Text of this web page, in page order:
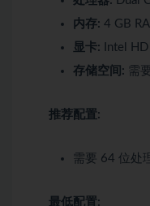
内存: 4 GB
显卡: Intel
存储空间: 需
推荐配置:
需要 64 位处
最低配置: